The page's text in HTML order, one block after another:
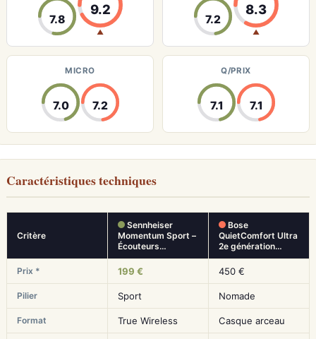
7.8
9.2
▲
7.2
8.3
▲
MICRO
7.0 7.2
Q/PRIX
7.1 7.1
Caractéristiques techniques
Critère
Sennheiser
Momentum Sport –
Écouteurs…
Bose
QuietComfort Ultra
2e génération…
Prix * 199 € 450 €
Pilier Sport Nomade
Format True Wireless Casque arceau